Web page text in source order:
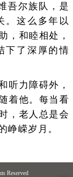
吾尔族队，是
。这么多年以
，和睦相处，
下了深厚的情
力障碍外，
着他。每当看
，老人总是会
峥嵘岁月。
Reserved